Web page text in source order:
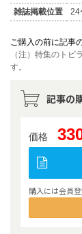
雑誌掲載位置
24
ご購入の前に記事
（注）特集のトビ
す。
記事の
価格
購入には会員